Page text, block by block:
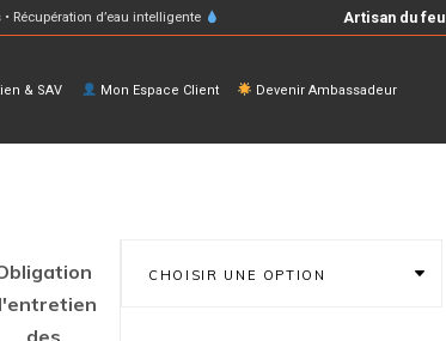
Récupération d’eau intelligente Artisan du feu
& SAV Mon Espace Client Devenir Ambassadeur
des
CHOISIR UNE OPTION